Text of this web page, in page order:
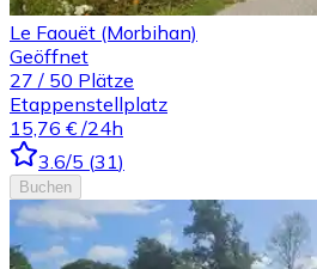
Le Faouët (Morbihan)
Geöffnet
27 / 50 Plätze
Etappenstellplatz
15,76 € /24h
3.6/5 (31)
Buchen